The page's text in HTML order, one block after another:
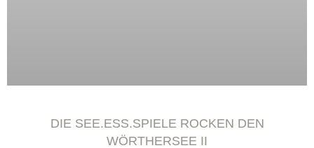
DIE SEE.ESS.SPIELE ROCKEN DEN
WÖRTHERSEE II